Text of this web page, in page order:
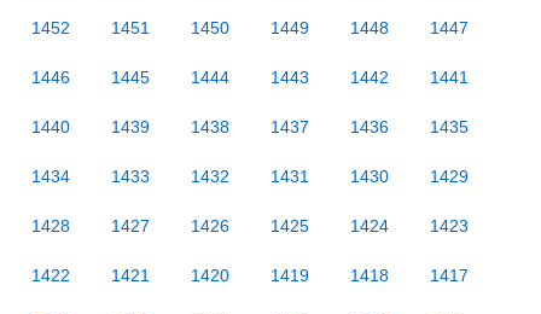
1452 1451 1450 1449 1448 1447
1446 1445 1444 1443 1442 1441
1440 1439 1438 1437 1436 1435
1434 1433 1432 1431 1430 1429
1428 1427 1426 1425 1424 1423
1422 1421 1420 1419 1418 1417